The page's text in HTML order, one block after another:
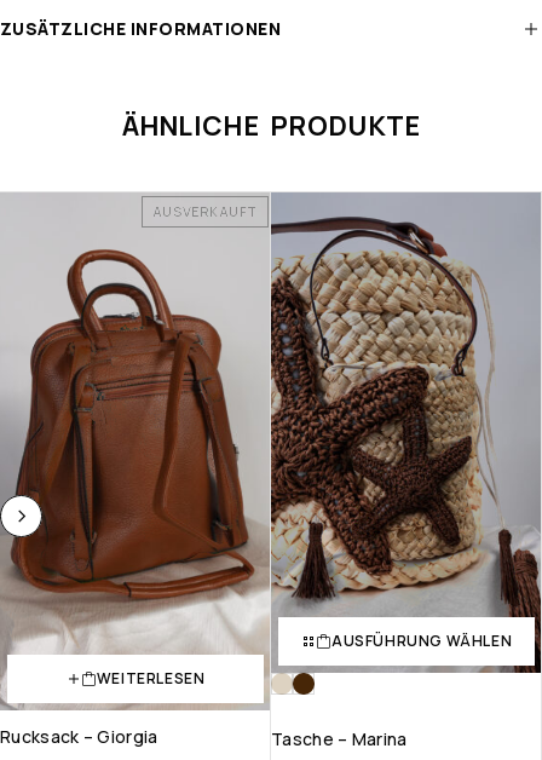
ZUSÄTZLICHE INFORMATIONEN
ÄHNLICHE PRODUKTE
AUSVERKAUFT
WEITERLESEN
Rucksack – Giorgia
AUSFÜHRUNG WÄHLEN
Tasche – Marina